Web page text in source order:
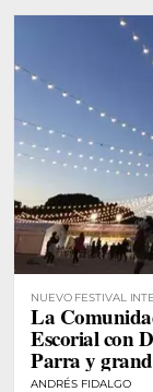
NUEVO FESTIVAL
DE MADRID
La
Escorial con
Parra y
ANDRÉS FIDALGO